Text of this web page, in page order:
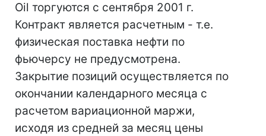
Oil торгуются с сентября 2001 г.
Контракт является расчетным - т.е.
физическая поставка нефти по
фьючерсу не предусмотрена.
Закрытие позиций осуществляется по
окончании календарного месяца с
расчетом вариационной маржи,
исходя из средней за месяц цены